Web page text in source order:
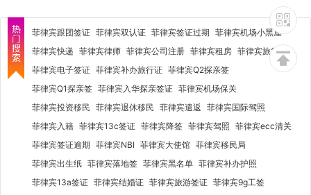
菲律宾跟团签证 菲律宾双认证 菲律宾签证过期 菲律宾机场小黑屋
菲律宾快递 菲律宾律师 菲律宾公司注册 菲律宾租房 菲律宾旅行社
菲律宾电子签证 菲律宾补办旅行证 菲律宾Q2探亲签
菲律宾Q1探亲签 菲律宾入华探亲签证 菲律宾机场保关
菲律宾投资移民 菲律宾退休移民 菲律宾遣返 菲律宾国际驾照
菲律宾入籍 菲律宾13c签证 菲律宾降签 菲律宾驾照 菲律宾ecc清关
菲律宾签证逾期 菲律宾NBI 菲律宾大使馆 菲律宾移民局
菲律宾出生纸 菲律宾落地签 菲律宾黑名单 菲律宾补办护照
菲律宾13a签证 菲律宾结婚证 菲律宾旅游签证 菲律宾9g工签